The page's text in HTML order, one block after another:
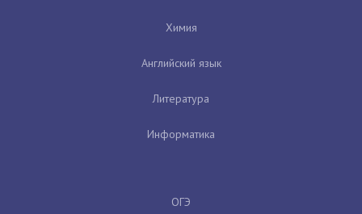
Химия
Английский язык
Литература
Информатика
ОГЭ